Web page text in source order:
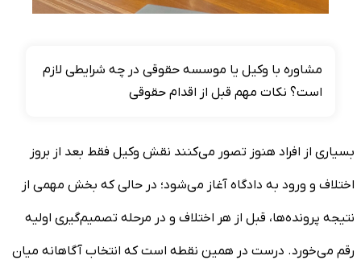
مشاوره با وکیل یا موسسه حقوقی در چه شرایطی لازم
است؟ نکات مهم قبل از اقدام حقوقی
بسیاری از افراد هنوز تصور می‌کنند نقش وکیل فقط بعد از بروز
اختلاف و ورود به دادگاه آغاز می‌شود؛ در حالی که بخش مهمی از
نتیجه پرونده‌ها، قبل از هر اختلاف و در مرحله تصمیم‌گیری اولیه
رقم می‌خورد. درست در همین نقطه است که انتخاب آگاهانه میان